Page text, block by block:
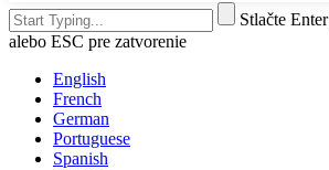
Stlačte
alebo ESC pre zatvorenie
English
French
German
Portuguese
Spanish